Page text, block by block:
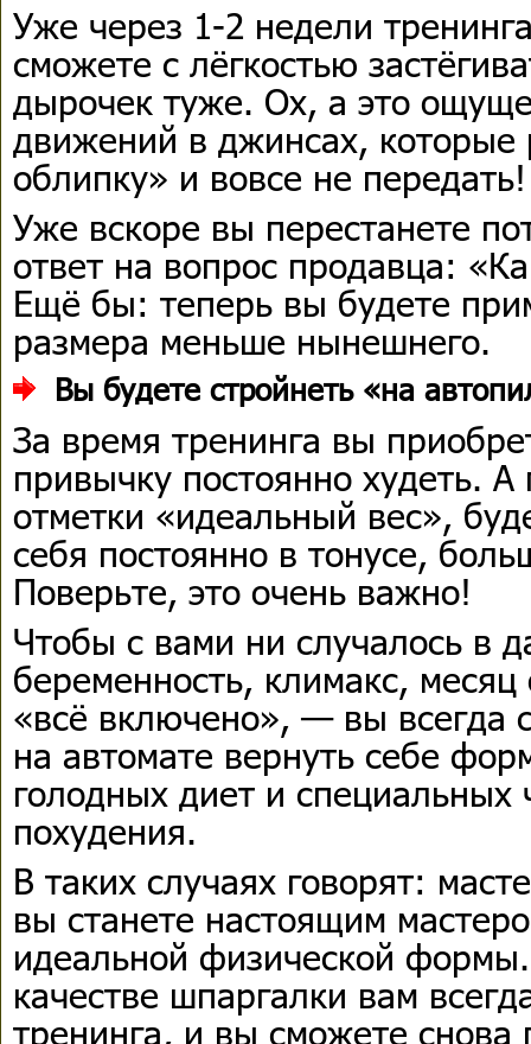
Уже через 1-2 недели
сможете с лёгкостью
дырочек туже. Ох, а это
движений в джинсах,
облипку» и вовсе не передать!
Уже вскоре вы перестанете
ответ на вопрос продавца:
Ещё бы: теперь вы будете
размера меньше нынешнего.
Вы будете стройнеть «на
За время тренинга вы
привычку постоянно худеть.
отметки «идеальный вес»,
себя постоянно в тонусе,
Поверьте, это очень важно!
Чтобы с вами ни случалось в
беременность, климакс, месяц
«всё включено», — вы всегда
на автомате вернуть себе
голодных диет и специальных
похудения.
В таких случаях говорят:
вы станете настоящим
идеальной физической
качестве шпаргалки вам
тренинга, и вы сможете снова